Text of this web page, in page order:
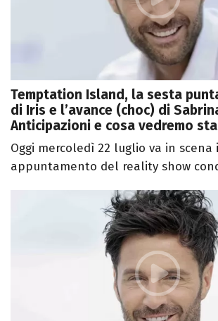
Temptation Island, la sesta
di Iris e l’avance (choc) di
Anticipazioni e cosa vedremo
Oggi mercoledì 22 luglio va in scena
appuntamento del reality show